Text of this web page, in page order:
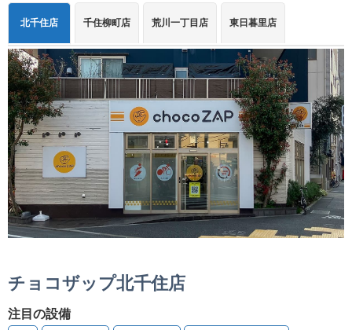
北千住店 千住柳町店 荒川一丁目店 東日暮里店
チョコザップ北千住店
注目の設備